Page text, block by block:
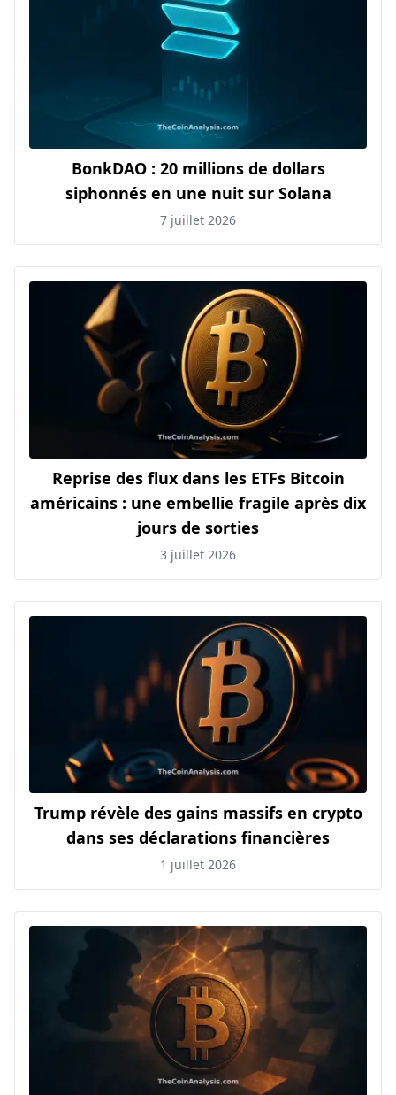
BonkDAO : 20 millions de dollars
siphonnés en une nuit sur Solana
7 juillet 2026
Reprise des flux dans les ETFs Bitcoin
américains : une embellie fragile après dix
jours de sorties
3 juillet 2026
Trump révèle des gains massifs en crypto
dans ses déclarations financières
1 juillet 2026